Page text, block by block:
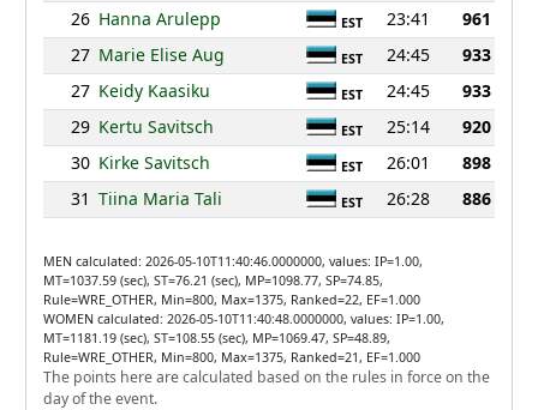
26 Hanna Arulepp EST 23:41
961
27 Marie Elise Aug EST 24:45
933
27 Keidy Kaasiku EST 24:45
933
29 Kertu Savitsch EST 25:14
920
30 Kirke Savitsch EST 26:01
898
31 Tiina Maria Tali EST 26:28 886
MEN calculated: 2026-05-10T11:40:46.0000000, values: IP=1.00,
MT=1037.59 (sec), ST=76.21 (sec), MP=1098.77, SP=74.85,
Rule=WRE_OTHER, Min=800, Max=1375, Ranked=22, EF=1.000
WOMEN calculated: 2026-05-10T11:40:48.0000000, values: IP=1.00,
MT=1181.19 (sec), ST=108.55 (sec), MP=1069.47, SP=48.89,
Rule=WRE_OTHER, Min=800, Max=1375, Ranked=21, EF=1.000
The points here are calculated based on the rules in force on the
day of the event.